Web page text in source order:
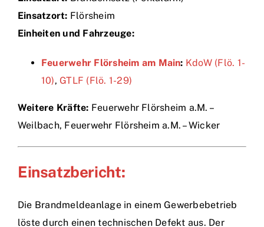
Einsatzort: Flörsheim
Einheiten und Fahrzeuge:
Feuerwehr Flörsheim am Main: KdoW (Flö. 1-
10), GTLF (Flö. 1-29)
Weitere Kräfte: Feuerwehr Flörsheim a.M. –
Weilbach, Feuerwehr Flörsheim a.M. – Wicker
Einsatzbericht:
Die Brandmeldeanlage in einem Gewerbebetrieb
löste durch einen technischen Defekt aus. Der